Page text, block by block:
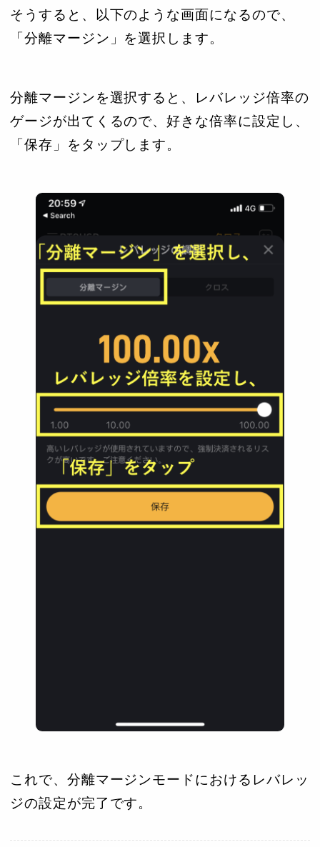
そうすると、以下のような画面になるので、
「分離マージン」を選択します。
分離マージンを選択すると、レバレッジ倍率の
ゲージが出てくるので、好きな倍率に設定し、
「保存」をタップします。
これで、分離マージンモードにおけるレバレッ
ジの設定が完了です。